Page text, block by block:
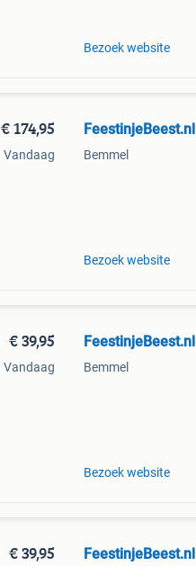
Bezoek website
€ 174,95
Vandaag
FeestinjeBeest.nl
Bemmel
Bezoek website
€ 39,95
Vandaag
FeestinjeBeest.nl
Bemmel
Bezoek website
€ 39,95 FeestinjeBeest.nl